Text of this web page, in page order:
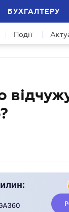
БУХГАЛТЕРУ
Події